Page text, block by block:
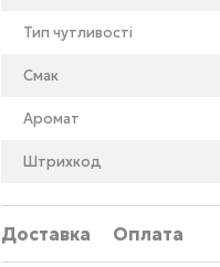
Тип чутливості
Смак
Аромат
Штрихкод
Доставка Оплата